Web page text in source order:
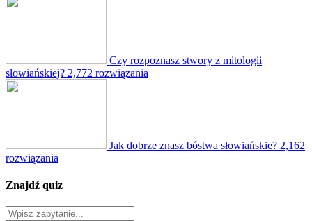
Czy rozpoznasz stwory z mitologii
słowiańskiej? 2,772 rozwiązania
Jak dobrze znasz bóstwa słowiańskie? 2,162
rozwiązania
Znajdź quiz